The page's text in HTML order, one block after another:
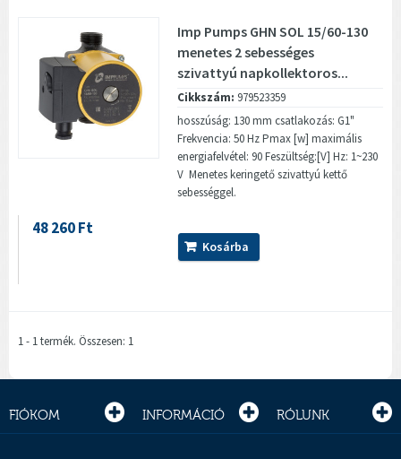
Imp Pumps GHN SOL 15/60-130
menetes 2 sebességes
szivattyú napkollektoros...
Cikkszám: 979523359
hosszúság: 130 mm csatlakozás: G1"
Frekvencia: 50 Hz Pmax [w] maximális
energiafelvétel: 90 Feszültség:[V] Hz: 1~230
V Menetes keringető szivattyú kettő
sebességgel.
48 260 Ft
Kosárba
1 - 1 termék. Összesen: 1
FIÓKOM INFORMÁCIÓ RÓLUNK